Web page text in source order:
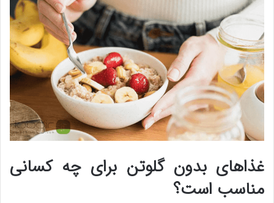
غذاهای بدون گلوتن برای چه کسانی
مناسب است؟